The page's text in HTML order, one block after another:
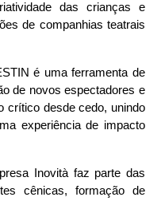
das crianças e
de companhias teatrais
é uma ferramenta de
de novos espectadores e
crítico desde cedo, unindo
experiência de impacto
Inovità faz parte das
cênicas, formação de